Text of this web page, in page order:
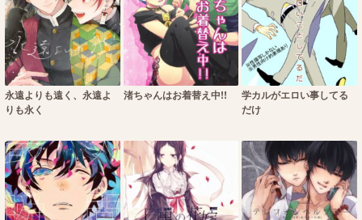
永遠よりも遠く、永遠よ
りも永く
渚ちゃんはお着替え中!!
学カルがエロい事してる
だけ